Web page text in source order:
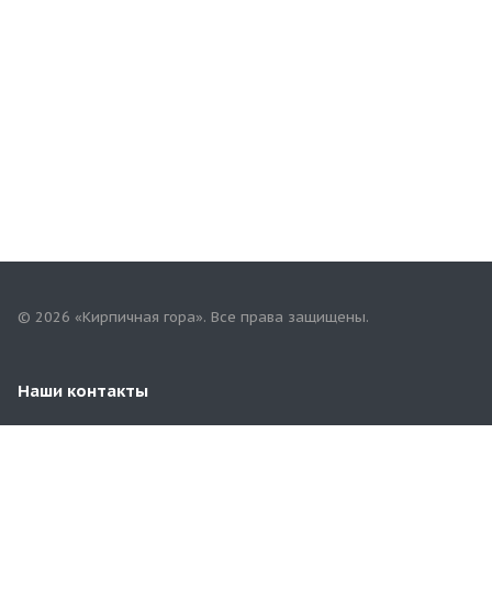
© 2026 «Кирпичная гора». Все права защищены.
Наши контакты
+7(958)268-82-02